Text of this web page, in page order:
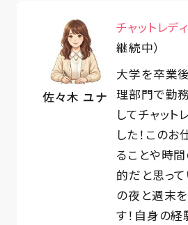
佐々木 ユナ
チャットレデ
継続中）
大学を卒業
理部門で勤
してチャット
した！この
ることや時
的だと思っ
の夜と週末
す！自身の経